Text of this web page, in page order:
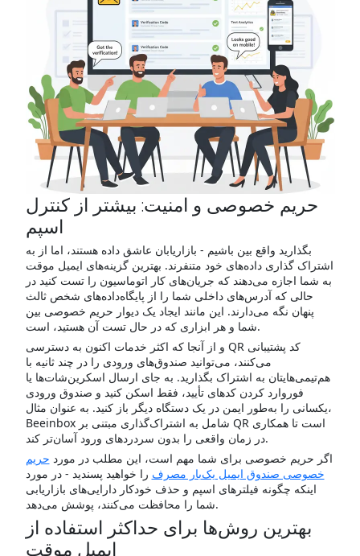
حریم خصوصی و امنیت: بیشتر از کنترل
اسپم
بگذارید واقع بین باشیم - بازاریابان عاشق داده هستند، اما از به
اشتراک گذاری داده‌های خود متنفرند. بهترین گزینه‌های ایمیل موقت
به شما اجازه می‌دهند که جریان‌های کار اتوماسیون را تست کنید در
حالی که آدرس‌های داخلی شما را از پایگاه‌داده‌های شخص ثالث
پنهان نگه می‌دارند. این مانند ایجاد یک دیوار حریم خصوصی بین
شما و هر ابزاری که در حال تست آن هستید، است.
و از آنجا که اکثر خدمات اکنون به دسترسی QR کد پشتیبانی
می‌کنند، می‌توانید صندوق‌های ورودی را در چند ثانیه با
هم‌تیمی‌هایتان به اشتراک بگذارید. به جای ارسال اسکرین‌شات‌ها یا
فوروارد کردن کدهای تأیید، فقط اسکن کنید و صندوق ورودی
یکسانی را به‌طور ایمن در یک دستگاه دیگر باز کنید. به عنوان مثال،
Beeinbox شامل به اشتراک‌گذاری مبتنی بر QR است تا همکاری
در زمان واقعی را بدون سردردهای ورود آسان‌تر کند.
اگر حریم خصوصی برای شما مهم است، این مطلب در مورد حریم
خصوصی صندوق ایمیل یک‌بار مصرف را خواهید پسندید - در مورد
اینکه چگونه فیلترهای اسپم و حذف خودکار دارایی‌های بازاریابی
شما را محافظت می‌کنند، پوشش می‌دهد.
بهترین روش‌ها برای حداکثر استفاده از
ایمیل موقت